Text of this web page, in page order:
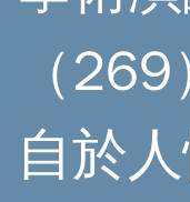
（
自於